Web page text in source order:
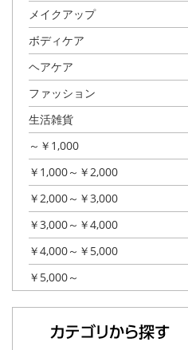
メイクアップ
ボディケア
ヘアケア
ファッション
生活雑貨
～￥1,000
￥1,000～￥2,000
￥2,000～￥3,000
￥3,000～￥4,000
￥4,000～￥5,000
￥5,000～